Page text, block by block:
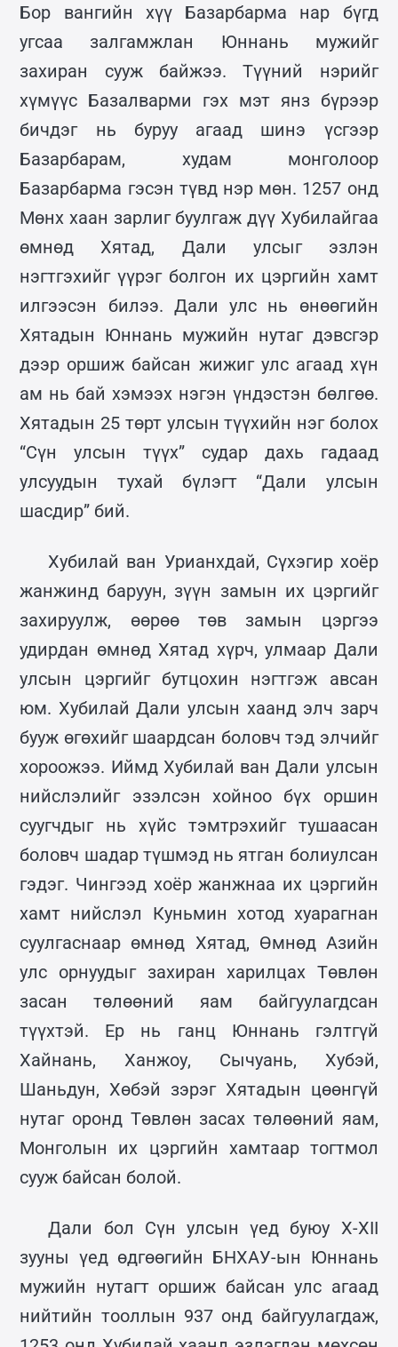
Бор вангийн хүү Базарбарма нар бүгд
угсаа залгамжлан Юннань мужийг
захиран сууж байжээ. Түүний нэрийг
хүмүүс Базалварми гэх мэт янз бүрээр
бичдэг нь буруу агаад шинэ үсгээр
Базарбарам, худам монголоор
Базарбарма гэсэн түвд нэр мөн. 1257 онд
Мөнх хаан зарлиг буулгаж дүү Хубилайгаа
өмнөд Хятад, Дали улсыг эзлэн
нэгтгэхийг үүрэг болгон их цэргийн хамт
илгээсэн билээ. Дали улс нь өнөөгийн
Хятадын Юннань мужийн нутаг дэвсгэр
дээр оршиж байсан жижиг улс агаад хүн
ам нь бай хэмээх нэгэн үндэстэн бөлгөө.
Хятадын 25 төрт улсын түүхийн нэг болох
“Сүн улсын түүх” судар дахь гадаад
улсуудын тухай бүлэгт “Дали улсын
шасдир” бий.
Хубилай ван Урианхдай, Сүхэгир хоёр
жанжинд баруун, зүүн замын их цэргийг
захируулж, өөрөө төв замын цэргээ
удирдан өмнөд Хятад хүрч, улмаар Дали
улсын цэргийг бутцохин нэгтгэж авсан
юм. Хубилай Дали улсын хаанд элч зарч
бууж өгөхийг шаардсан боловч тэд элчийг
хороожээ. Иймд Хубилай ван Дали улсын
нийслэлийг эзэлсэн хойноо бүх оршин
суугчдыг нь хүйс тэмтрэхийг тушаасан
боловч шадар түшмэд нь ятган болиулсан
гэдэг. Чингээд хоёр жанжнаа их цэргийн
хамт нийслэл Куньмин хотод хуарагнан
суулгаснаар өмнөд Хятад, Өмнөд Азийн
улс орнуудыг захиран харилцах Төвлөн
засан төлөөний яам байгуулагдсан
түүхтэй. Ер нь ганц Юннань гэлтгүй
Хайнань, Ханжоу, Сычуань, Хубэй,
Шаньдун, Хөбэй зэрэг Хятадын цөөнгүй
нутаг оронд Төвлөн засах төлөөний яам,
Монголын их цэргийн хамтаар тогтмол
сууж байсан болой.
Дали бол Сүн улсын үед буюу X-XII
зууны үед өдгөөгийн БНХАУ-ын Юннань
мужийн нутагт оршиж байсан улс агаад
нийтийн тооллын 937 онд байгуулагдаж,